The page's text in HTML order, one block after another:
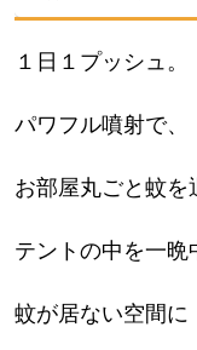
１日１プッシュ。
パワフル噴射で、
お部屋丸ごと蚊を
テントの中を一晩
蚊が居ない空間に